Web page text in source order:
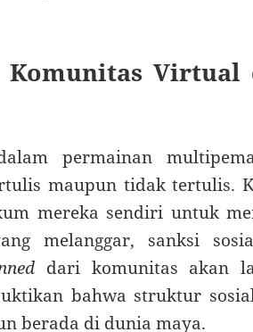
Komunitas Virtual
permainan
maupun tidak tertulis.
mereka sendiri untuk
melanggar, sanksi
dari komunitas akan
bahwa struktur
berada di dunia maya.